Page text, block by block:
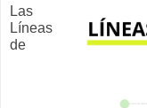
Las
Líneas
de